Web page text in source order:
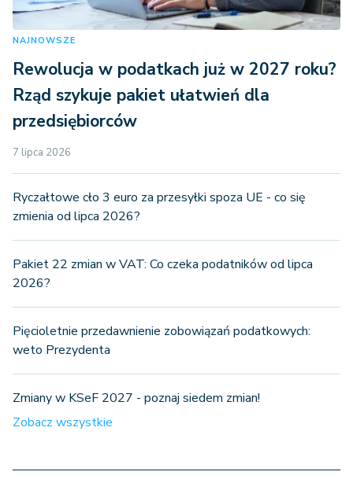
NAJNOWSZE
Rewolucja w podatkach już w 2027 roku?
Rząd szykuje pakiet ułatwień dla
przedsiębiorców
7 lipca 2026
Ryczałtowe cło 3 euro za przesyłki spoza UE - co się
zmienia od lipca 2026?
Pakiet 22 zmian w VAT: Co czeka podatników od lipca
2026?
Pięcioletnie przedawnienie zobowiązań podatkowych:
weto Prezydenta
Zmiany w KSeF 2027 - poznaj siedem zmian!
Zobacz wszystkie